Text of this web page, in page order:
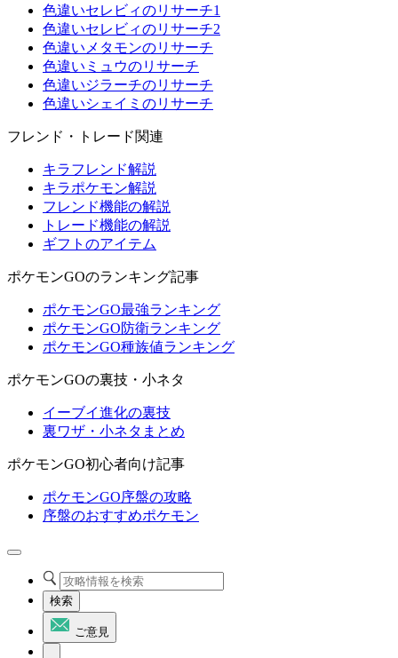
色違いセレビィのリサーチ1
色違いセレビィのリサーチ2
色違いメタモンのリサーチ
色違いミュウのリサーチ
色違いジラーチのリサーチ
色違いシェイミのリサーチ
フレンド・トレード関連
キラフレンド解説
キラポケモン解説
フレンド機能の解説
トレード機能の解説
ギフトのアイテム
ポケモンGOのランキング記事
ポケモンGO最強ランキング
ポケモンGO防衛ランキング
ポケモンGO種族値ランキング
ポケモンGOの裏技・小ネタ
イーブイ進化の裏技
裏ワザ・小ネタまとめ
ポケモンGO初心者向け記事
ポケモンGO序盤の攻略
序盤のおすすめポケモン
検索
ご意見